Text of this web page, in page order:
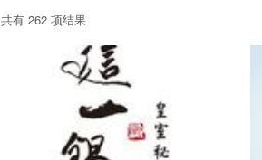
共有 262 项结果